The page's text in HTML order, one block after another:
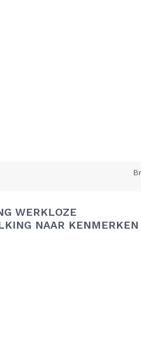
WERKLOZE
NAAR KENMERKEN